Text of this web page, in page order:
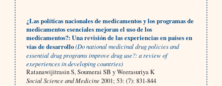
¿Las políticas nacionales de medicamentos y los programas de
medicamentos esenciales mejoran el uso de los
medicamentos?: Una revisión de las experiencias en países en
vías de desarrollo(Do national medicinal drug policies and
essential drug programs improve drug use?: a review of
exeperiences in developing countries)
Ratanawijitrasin S, Soumerai SB y Weerasuriya K
Social Science and Medicine2001; 53: (7): 831-844